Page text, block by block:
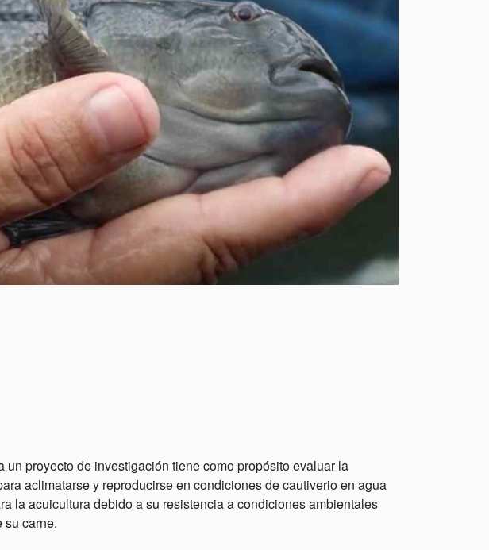
proyecto de investigación tiene como propósito evaluar la
aclimatarse y reproducirse en condiciones de cautiverio en agua
la acuicultura debido a su resistencia a condiciones ambientales
su carne.